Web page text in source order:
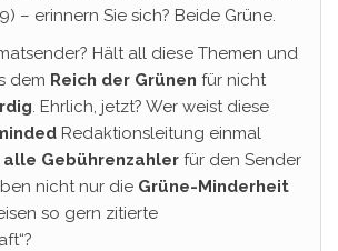
– erinnern Sie sich? Beide Grüne.
Hält all diese Themen und
dem Reich der Grünen für nicht
. Ehrlich, jetzt? Wer weist diese
Redaktionsleitung einmal
alle Gebührenzahler für den Sender
nicht nur die Grüne-Minderheit
so gern zitierte